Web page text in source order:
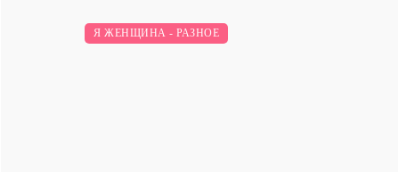
Я ЖЕНЩИНА - РАЗНОЕ